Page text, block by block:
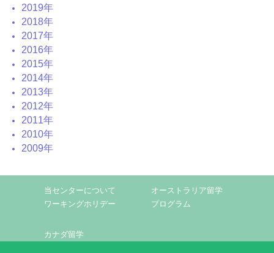
2019年
2018年
2017年
2016年
2015年
2014年
2013年
2012年
2011年
2010年
2009年
当センターについて
ワーキングホリデー
カナダ留学
オーストラリア留学
プログラム